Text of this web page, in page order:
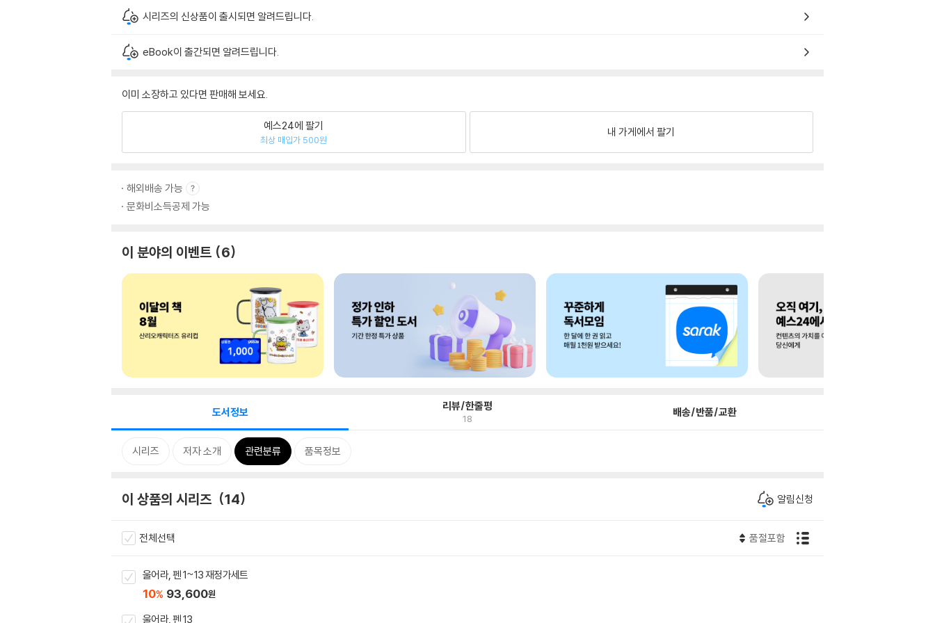
시리즈의 신상품이 출시되면 알려드립니다.
eBook이 출간되면 알려드립니다.
이미 소장하고 있다면 판매해 보세요.
예스24에 팔기
최상 매입가 500원
내 가게에서 팔기
해외배송 가능
문화비소득공제 가능
이 분야의 이벤트 6
도서정보 리뷰/한줄평
18 배송/반품/교환
시리즈 저자 소개 관련분류 품목정보
이 상품의 시리즈 14 알림신청
전체선택 품절포함
울어라, 펜 1~13 재정가세트
10% 93,600원
울어라, 펜 13